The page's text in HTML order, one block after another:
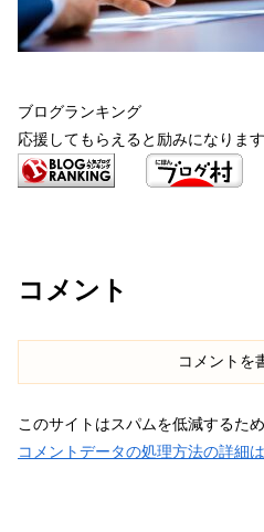
ブログランキング
応援してもらえると励みになります
コメント
コメントを
このサイトはスパムを低減するた
コメントデータの処理方法の詳細